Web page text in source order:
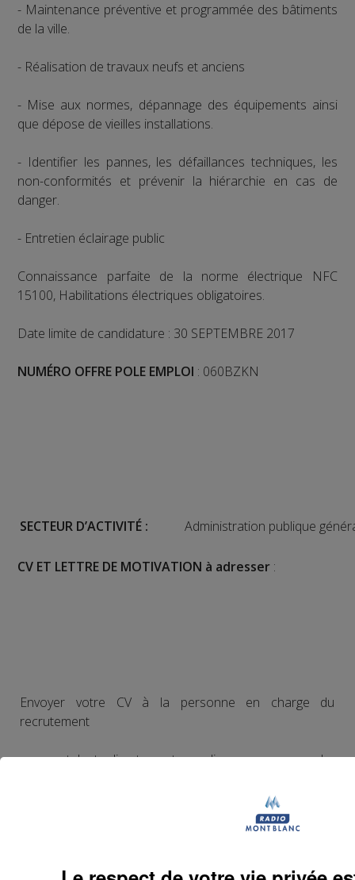
- Maintenance préventive et programmée des bâtiments
de la ville.
- Réalisation de travaux neufs et anciens
- Mise aux normes, dépannage des équipements ainsi
que dépose de vieilles installations.
- Identifier les pannes, les défaillances techniques, les
non-conformités et prévenir la hiérarchie en cas de
danger.
- Entretien éclairage public
Connaissance parfaite de la norme électrique NFC
15100, Habilitations électriques obligatoires.
Date limite de candidature : 30 SEPTEMBRE 2017
NUMÉRO OFFRE POLE EMPLOI : 060BZKN
SECTEUR D’ACTIVITÉ : Administration publique
CV ET LETTRE DE MOTIVATION à adresser :
Envoyer votre CV à la personne en charge du
recrutement
en postulant directement en ligne sur www.pole-
ou par mail à candidature@mairie-passy.fr